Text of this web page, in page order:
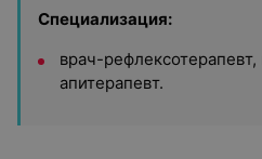
Специализация:
врач-рефлексотерапевт,
апитерапевт.